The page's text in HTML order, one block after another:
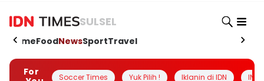
SULSEL
HomeFoodNewsSportTravel
For
Soccer Times Yuk Pilih ! Iklanin di IDN